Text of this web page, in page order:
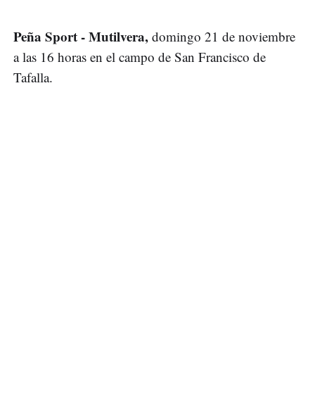
Peña Sport - Mutilvera, domingo 21 de noviembre
a las 16 horas en el campo de San Francisco de
Tafalla.